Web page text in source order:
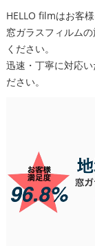
HELLO filmはお客
窓ガラスフィルム
ください。
迅速・丁寧に対応
ださい。